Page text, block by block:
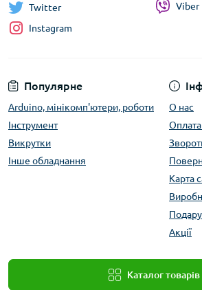
Популярне
Arduino, мінікомп'ютери, роботи
Інструмент
Викрутки
Інше обладнання
О нас
Карта
Акції
Каталог товарів
Twitter
Instagram
Viber